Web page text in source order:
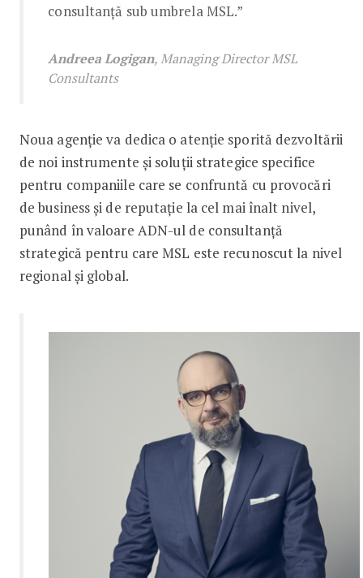
consultanță sub umbrela MSL.”
Andreea Logigan, Managing Director MSL
Consultants
Noua agenție va dedica o atenție sporită dezvoltării
de noi instrumente și soluții strategice specifice
pentru companiile care se confruntă cu provocări
de business și de reputație la cel mai înalt nivel,
punând în valoare ADN-ul de consultanță
strategică pentru care MSL este recunoscut la nivel
regional și global.